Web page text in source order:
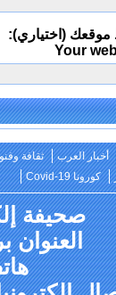
موقعك (اختياري):
Your
أخبار العرب ثقافة
كورونا Covid-19
صحيفة
العنوان
هاتف